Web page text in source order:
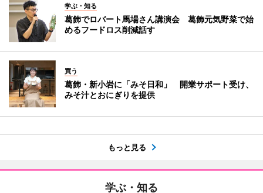
学ぶ・知る
葛飾でロバート馬場さん講演会 葛飾元気野菜で始
めるフードロス削減話す
買う
葛飾・新小岩に「みそ日和」 開業サポート受け、
みそ汁とおにぎりを提供
もっと見る
学ぶ・知る